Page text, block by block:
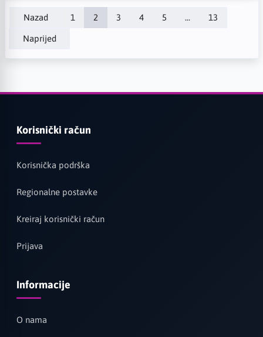
Nazad 1 2 3 4 5 ... 13
Naprijed
Korisnički račun
Korisnička podrška
Regionalne postavke
Kreiraj korisnički račun
Prijava
Informacije
O nama